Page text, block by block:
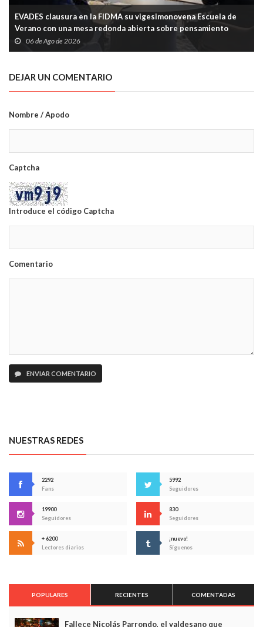
EVADES clausura en la FIDMA su vigesimonovena Escuela de
Verano con una mesa redonda abierta sobre pensamiento
crítico y tecnología
06 de Ago de 2026
DEJAR UN COMENTARIO
Nombre / Apodo
Captcha
Introduce el código Captcha
Comentario
ENVIAR COMENTARIO
NUESTRAS REDES
2292
Fans
5992
Seguidores
19900
Seguidores
830
Seguidores
+ 6200
Lectores diarios
¡nuevo!
Síguenos
POPULARES RECIENTES COMENTADAS
Fallece Nicolás Parrondo, el valdesano que